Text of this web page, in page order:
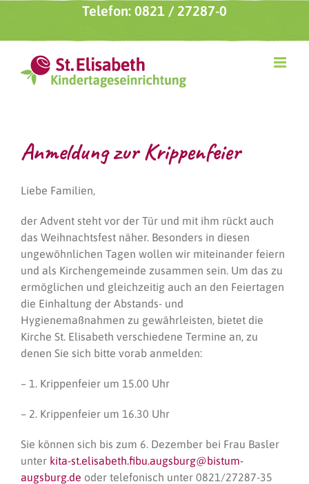
springen
Telefon: 0821 / 27287-0
Anmeldung zur Krippenfeier
Liebe Familien,
der Advent steht vor der Tür und mit ihm rückt auch
das Weihnachtsfest näher. Besonders in diesen
ungewöhnlichen Tagen wollen wir miteinander feiern
und als Kirchengemeinde zusammen sein. Um das zu
ermöglichen und gleichzeitig auch an den Feiertagen
die Einhaltung der Abstands- und
Hygienemaßnahmen zu gewährleisten, bietet die
Kirche St. Elisabeth verschiedene Termine an, zu
denen Sie sich bitte vorab anmelden:
– 1. Krippenfeier um 15.00 Uhr
– 2. Krippenfeier um 16.30 Uhr
Sie können sich bis zum 6. Dezember bei Frau Basler
unter kita-st.elisabeth.fibu.augsburg@bistum-
augsburg.de oder telefonisch unter 0821/27287-35